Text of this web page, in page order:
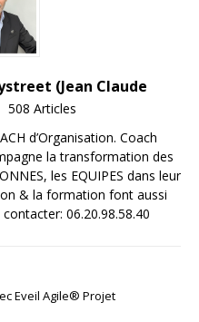
(Jean Claude
508 Articles
d’Organisation. Coach
la transformation des
les EQUIPES dans leur
& la formation font aussi
06.20.98.58.40
Eveil Agile® Projet